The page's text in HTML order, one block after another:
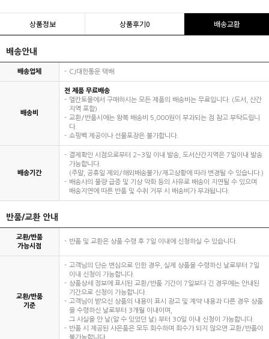
상품정보 상품후기0 배송교환
배송안내
배송업체 CJ대한통운 택배
배송비
전 제품 무료배송
엘칸토몰에서 구매하시는 모든 제품의 배송비는 무료입니다. (도서, 산간
지역 포함)
교환/반품시에는 왕복 배송비 5,000원이 부과되는 점 참고 부탁드립니
다.
쇼핑백 제공이나 선물포장은 불가합니다.
배송기간
결제확인 시점으로부터 2~3일 이내 발송, 도서산간지역은 7일이내 발송
가능합니다.
(주말, 공휴일 제외/해외배송불가/재고상황에 따라 변경될 수 있습니다.)
배송사의 물량 급증 및 기상 악화 등의 사유로 배송이 지연될 수 있으며
배송지연에 따른 반품 및 수취 거부 시 배송비가 부과됩니다.
반품/교환 안내
교환/반품
가능시점
반품 및 교환은 상품 수령 후 7일 이내에 신청하실 수 있습니다.
교환/반품
기준
고객님의 단순 변심으로 인한 경우, 실제 상품을 수령하신 날로부터 7일
이내 신청이 가능합니다.
상품상세 정보에 표시된 교환/반품 기간이 7일보다 긴 경우에는 안내된
기간으로 신청이 가능합니다.
고객님이 받으신 상품의 내용이 표시 광고 및 계약 내용과 다른 경우 상품
을 수령하신 날로부터 3개월 이내이며,
그 사실을 안 날(알 수 있었던 날) 부터 30일 이내 신청이 가능합니다.
반품 시 제공된 사은품은 모두 회수하며 회수가 되지 않으면 교환/반품이